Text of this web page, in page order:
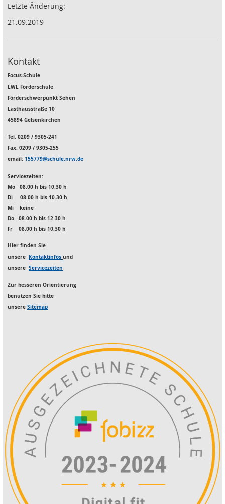
Letzte Änderung:
21.09.2019
Kontakt
Focus-Schule
LWL Förderschule
Förderschwerpunkt Sehen
Lasthausstraße 10
45894 Gelsenkirchen
Tel. 0209 / 9305-241
Fax. 0209 / 9305-255
email: 155779@schule.nrw.de
Servicezeiten:
Mo 08.00 h bis 10.30 h
Di 08.00 h bis 10.30 h
Mi keine
Do 08.00 h bis 12.30 h
Fr 08.00 h bis 10.30 h
Hier finden Sie
unsere Kontaktinfos und
unsere Servicezeiten
Zur besseren Orientierung
benutzen Sie bitte
unsere Sitemap